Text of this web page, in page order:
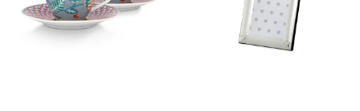
ARRIS
CELESTIAL PLATINUM